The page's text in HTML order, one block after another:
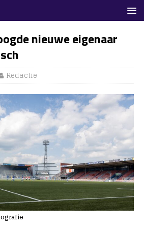
nieuwe eigenaar
Redactie